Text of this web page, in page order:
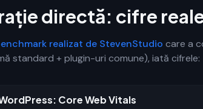
directă: cifre
realizat de StevenStudio care a
standard + plugin-uri comune), iată cifrele:
Core Web Vitals